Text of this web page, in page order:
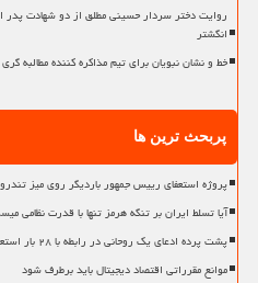
روایت دختر سردار حسینی مطلق از دو شهادت پدر
انگشتر
خط و نشان نبویان برای تیم مذاکره کننده مطالبه
پربحث ترین ها
پروژه استعفای رییس جمهور باردیگر روی میز
آیا تسلط ایران بر تنگه هرمز تنها با قدرت نظامی
پشت پرده ادعای یک روحانی در رابطه با ۲۸ بار استعفای مسعود پزشکیان
موانع مقرراتی اقتصاد دیجیتال باید برطرف شود